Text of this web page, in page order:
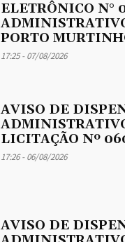
ELETRÔNICO N°
PORTO
17:25 - 07/08/2026
AVISO DE
LICITAÇÃO Nº
17:26 - 06/08/2026
AVISO DE